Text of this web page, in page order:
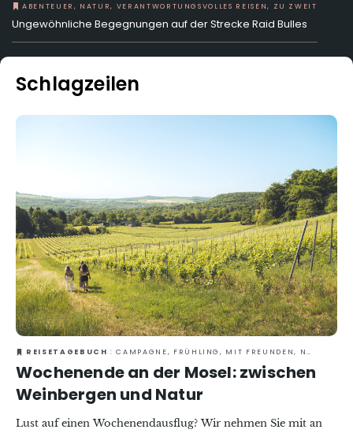
Schlagzeilen
REISETAGEBUCH : CAMPAGNE, FRÜHLING, MIT FREUNDEN, NATUR, RUND UM DEN WEIN, SLOWTOURISME, SOMMER, ZU ZWEIT
Wochenende an der Mosel: zwischen
Weinbergen und Natur
Lust auf einen Wochenendausflug? Wir nehmen Sie mit an
ABENTEUER, NATUR, VERANTWORTUNGSVOLLES REISEN, ZU ZWEIT
Ungewöhnliche Begegnungen auf der Strecke Raid Bulles